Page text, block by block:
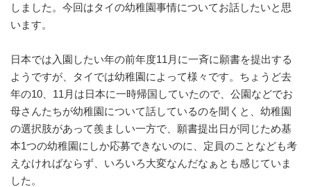
しました。今回はタイの幼稚園事情についてお話したいと思
います。
日本では入園したい年の前年度11月に一斉に願書を提出する
ようですが、タイでは幼稚園によって様々です。ちょうど去
年の10、11月は日本に一時帰国していたので、公園などでお
母さんたちが幼稚園について話しているのを聞くと、幼稚園
の選択肢があって羨ましい一方で、願書提出日が同じため基
本1つの幼稚園にしか応募できないのに、定員のことなども考
えなければならず、いろいろ大変なんだなぁとも感じていま
した。